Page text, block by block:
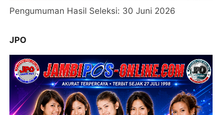
Pengumuman Hasil Seleksi: 30 Juni 2026
JPO